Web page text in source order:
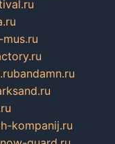
mus.ru
bandamn.ru
kompanij.ru